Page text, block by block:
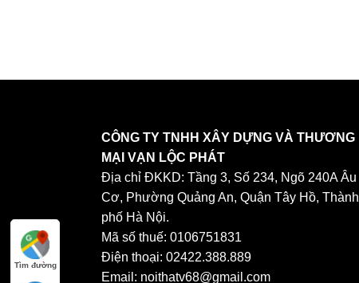
CÔNG TY TNHH XÂY DỰNG VÀ THƯƠNG
MẠI VẠN LỘC PHÁT
Địa chỉ ĐKKD: Tầng 3, Số 234, Ngõ 240A Âu
Cơ, Phường Quảng An, Quận Tây Hồ, Thành
phố Hà Nội.
Mã số thuế: 0106751831
Điện thoại: 02422.388.889
Email: noithatv68@gmail.com
Tìm đường